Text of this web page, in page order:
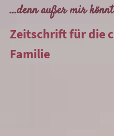
...denn außer mir
Zeitschrift für die
Familie